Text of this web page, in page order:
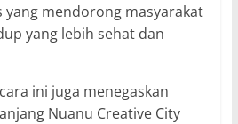
yang mendorong masyarakat
yang lebih sehat dan
ini juga menegaskan
Nuanu Creative City